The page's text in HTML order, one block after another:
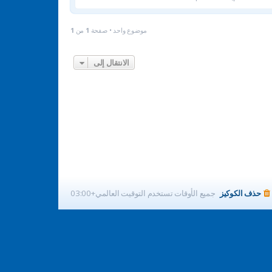
موضوع واحد • صفحة 1 من 1
الانتقال إلى
جميع الأوقات تستخدم التوقيت العالمي+03:00 حذف الكوكيز